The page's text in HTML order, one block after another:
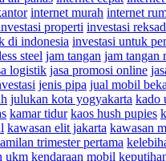
internet murah internet
properti investasi
di indonesia investasi untuk
steel jam tangan jam tangan
logistik jasa promosi online
jenis pipa jual mobil
julukan kota yogyakarta kado
kamar tidur kaos hush pupies
kawasan elit jakarta kawasan
trimester pertama
ukm kendaraan mobil